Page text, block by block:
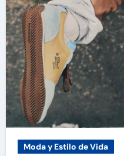
Moda y Estilo de Vida